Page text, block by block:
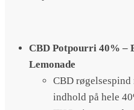
CBD Potpourri 40% –
Lemonade
CBD røgelsespind
indhold på hele